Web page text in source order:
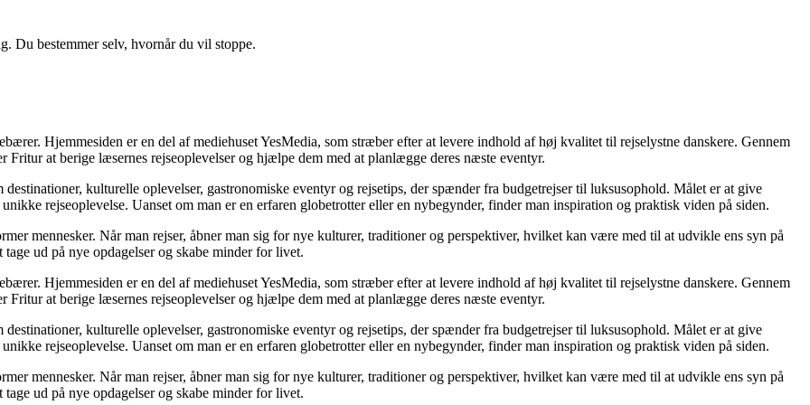
Du bestemmer selv, hvornår du vil stoppe.
Hjemmesiden er en del af mediehuset YesMedia, som stræber efter at levere indhold af høj kvalitet til rejselystne danskere. Gennem
Fritur at berige læsernes rejseoplevelser og hjælpe dem med at planlægge deres næste eventyr.
kulturelle oplevelser, gastronomiske eventyr og rejsetips, der spænder fra budgetrejser til luksusophold. Målet er at give
rejseoplevelse. Uanset om man er en erfaren globetrotter eller en nybegynder, finder man inspiration og praktisk viden på siden.
mennesker. Når man rejser, åbner man sig for nye kulturer, traditioner og perspektiver, hvilket kan være med til at udvikle ens syn på
ud på nye opdagelser og skabe minder for livet.
Hjemmesiden er en del af mediehuset YesMedia, som stræber efter at levere indhold af høj kvalitet til rejselystne danskere. Gennem
Fritur at berige læsernes rejseoplevelser og hjælpe dem med at planlægge deres næste eventyr.
kulturelle oplevelser, gastronomiske eventyr og rejsetips, der spænder fra budgetrejser til luksusophold. Målet er at give
rejseoplevelse. Uanset om man er en erfaren globetrotter eller en nybegynder, finder man inspiration og praktisk viden på siden.
mennesker. Når man rejser, åbner man sig for nye kulturer, traditioner og perspektiver, hvilket kan være med til at udvikle ens syn på
ud på nye opdagelser og skabe minder for livet.